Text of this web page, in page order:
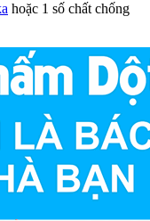
hoặc 1 số chất chống